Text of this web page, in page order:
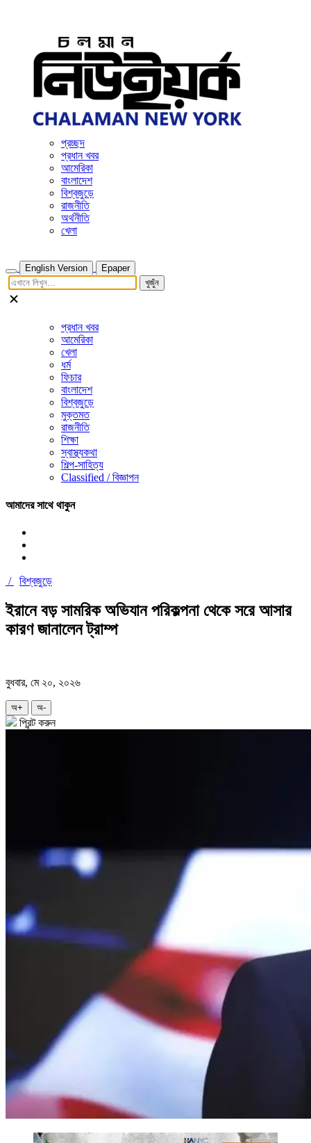
প্রচ্ছদ
প্রধান খবর
আমেরিকা
বাংলাদেশ
বিশ্বজুড়ে
রাজনীতি
অর্থনীতি
খেলা
English Version
Epaper
খুজুঁন
প্রধান খবর
আমেরিকা
খেলা
ধর্ম
ফিচার
বাংলাদেশ
বিশ্বজুড়ে
মুক্তমত
রাজনীতি
শিক্ষা
স্বাস্থ্যকথা
শিল্প-সাহিত্য
Classified / বিজ্ঞাপন
আমাদের সাথে থাকুন
/ বিশ্বজুড়ে
ইরানে বড় সামরিক অভিযান পরিকল্পনা থেকে সরে আসার
কারণ জানালেন ট্রাম্প
বুধবার, মে ২০, ২০২৬
অ+ অ-
প্রিন্ট করুন